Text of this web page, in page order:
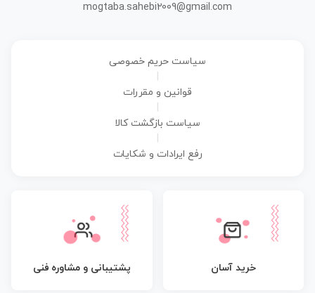
mogtaba.sahebi2009@gmail.com
سیاست حریم خصوصی
قوانین و مقررات
سیاست بازگشت کالا
رفع ایرادات و شکایات
خرید آسان پشتیبانی و مشاوره فنی